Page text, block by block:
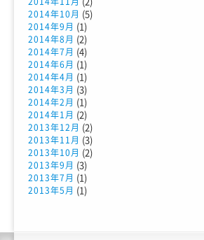
2014年10月 (5)
2014年9月 (1)
2014年8月 (2)
2014年7月 (4)
2014年6月 (1)
2014年4月 (1)
2014年3月 (3)
2014年2月 (1)
2014年1月 (2)
2013年12月 (2)
2013年11月 (3)
2013年10月 (2)
2013年9月 (3)
2013年7月 (1)
2013年5月 (1)